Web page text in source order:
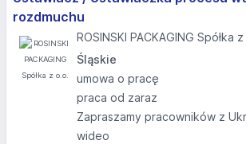
rozdmuchu
ROSINSKI PACKAGING Spółka
Śląskie
umowa o pracę
praca od zaraz
Zapraszamy pracowników z
wideo